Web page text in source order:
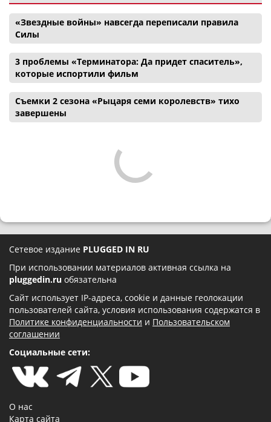
«Звездные войны» навсегда переписали правила
Силы
3 проблемы «Терминатора: Да придет спаситель»,
которые испортили фильм
Съемки 2 сезона «Рыцаря семи королевств» тихо
завершены
Сетевое издание PLUGGED IN RU
При использовании материалов активная ссылка на
pluggedin.ru обязательна
Сайт использует IP-адреса, cookie и данные геолокации
пользователей сайта, условия использования содержатся в
Политике конфиденциальности и Пользовательском
соглашении
Социальные сети:
О нас
Карта сайта